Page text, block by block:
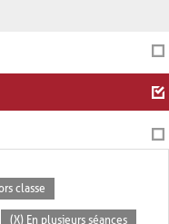
classe
(X) En plusieurs séances